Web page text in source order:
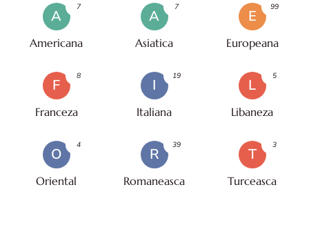
A
Americana
7
A
Asiatica
7
E
Europeana
99
F
Franceza
8
I
Italiana
19
L
Libaneza
5
O
Oriental
4
R
Romaneasca
39
T
Turceasca
3